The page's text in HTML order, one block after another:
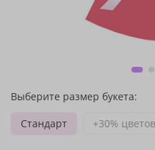
Выберите размер букета:
Стандарт
+30% цветов